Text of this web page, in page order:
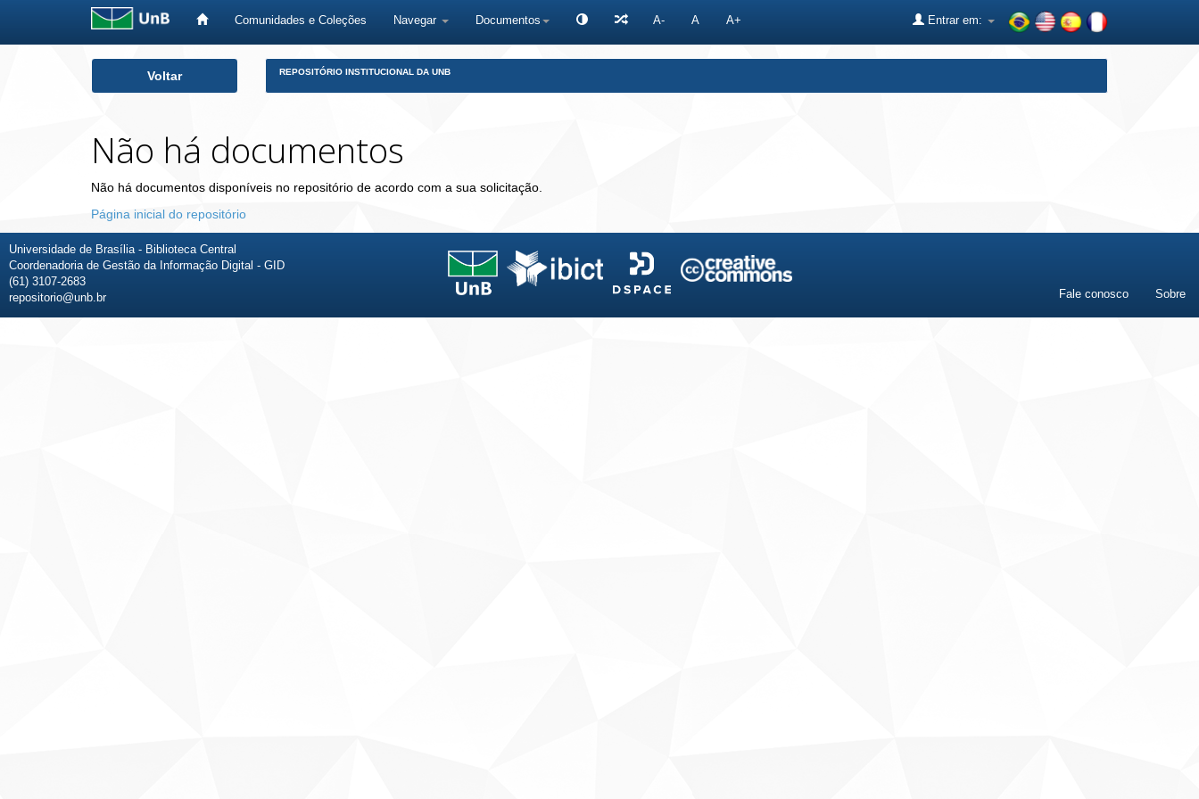
Comunidades e Coleções Navegar Documentos A- A A+ Entrar em:
Voltar REPOSITÓRIO INSTITUCIONAL DA UNB
Não há documentos
Não há documentos disponíveis no repositório de acordo com a sua solicitação.
Página inicial do repositório
Universidade de Brasília - Biblioteca Central
Coordenadoria de Gestão da Informação Digital - GID
(61) 3107-2683
repositorio@unb.br
Fale conosco Sobre